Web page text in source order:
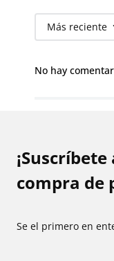
Más reciente
No hay
compra de
Se el primero en